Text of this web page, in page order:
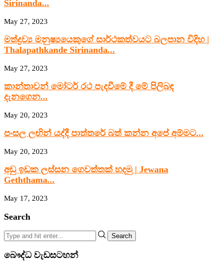
Sirinanda...
May 27, 2023
මත්ද්‍රව්‍ය මනුෂ්‍යයෙකුගේ සාර්ථකත්වයට බලපාන විදිහ |
Thalapathkande Sirinanda...
May 27, 2023
කාන්තාවන් මෝටර් රථ පැදවීමේ දී මේ පිලිබඳ
දැනගෙන...
May 20, 2023
පංසල ලඟින් යද්දී පාත්තරේ බත් කන්න අපේ අම්මට...
May 20, 2023
අඩු ඉඩක ලස්සන ගෙවත්තක් හදමු | Jewana
Geththama...
May 17, 2023
Search
Search
බෞද්ධ වැඩසටහන්